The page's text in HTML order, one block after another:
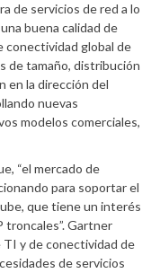
de servicios de red a lo
buena calidad de
conectividad global de
de tamaño, distribución
en la dirección del
nuevas
modelos comerciales,
“el mercado de
para soportar el
que tiene un interés
troncales”. Gartner
TI y de conectividad de
de servicios